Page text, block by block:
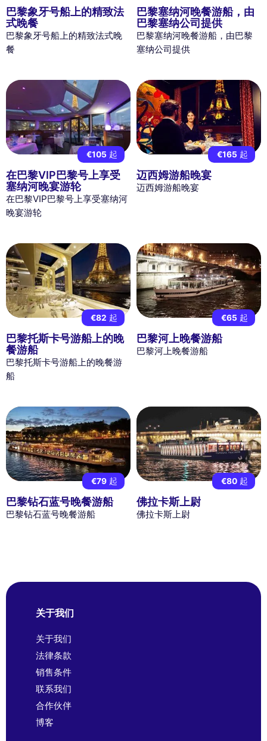
巴黎象牙号船上的精致法
式晚餐
巴黎象牙号船上的精致法式晚
餐
巴黎塞纳河晚餐游船，由
巴黎塞纳公司提供
巴黎塞纳河晚餐游船，由巴黎
塞纳公司提供
€105 起
在巴黎VIP巴黎号上享受
塞纳河晚宴游轮
在巴黎VIP巴黎号上享受塞纳河
晚宴游轮
€165起
迈西姆游船晚宴
迈西姆游船晚宴
€82 起
巴黎托斯卡号游船上的晚
餐游船
巴黎托斯卡号游船上的晚餐游
船
€65起
巴黎河上晚餐游船
巴黎河上晚餐游船
€79 起
巴黎钻石蓝号晚餐游船
巴黎钻石蓝号晚餐游船
€80起
佛拉卡斯上尉
佛拉卡斯上尉
关于我们
关于我们
法律条款
销售条件
联系我们
合作伙伴
博客